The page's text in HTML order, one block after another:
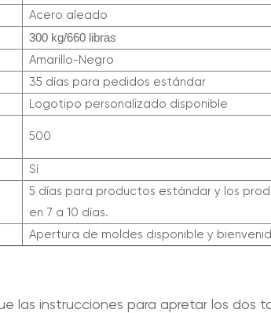
Acero aleado
300 kg/660 libras
Amarillo-Negro
35 días para pedidos estándar
Logotipo personalizado disponible
500
Sí
5 días para productos estándar y los
en 7 a 10 días.
Apertura de moldes disponible y
las instrucciones para apretar los dos